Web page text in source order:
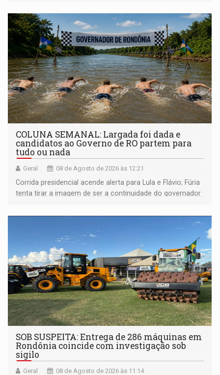
COLUNA SEMANAL: Largada foi dada e
candidatos ao Governo de RO partem para
tudo ou nada
Geral 08 de Agosto de 2026 às 12:21
Corrida presidencial acende alerta para Lula e Flávio; Fúria
tenta tirar a imagem de ser a continuidade do governador
não ter entrado no modo eleição; ABAV faz evento em
SOB SUSPEITA: Entrega de 286 máquinas em
Rondônia coincide com investigação sob
sigilo
Geral 08 de Agosto de 2026 às 11:14